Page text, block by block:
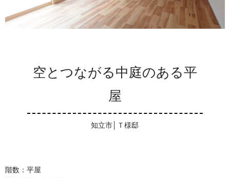
空とつながる中庭のある平
屋
知立市│Ｔ様邸
階数：平屋